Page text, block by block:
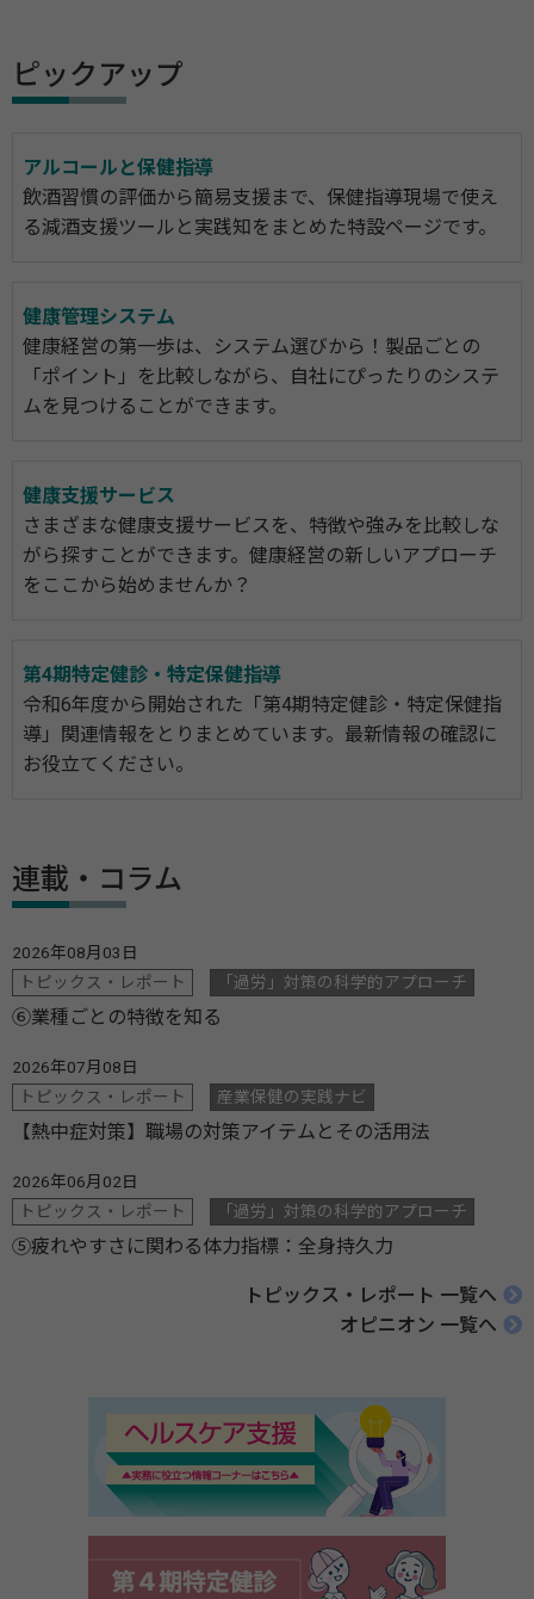
ピックアップ
アルコールと保健指導
飲酒習慣の評価から簡易支援まで、保健指導現場で使え
る減酒支援ツールと実践知をまとめた特設ページです。
健康管理システム
健康経営の第一歩は、システム選びから！製品ごとの
「ポイント」を比較しながら、自社にぴったりのシステ
ムを見つけることができます。
健康支援サービス
さまざまな健康支援サービスを、特徴や強みを比較しな
がら探すことができます。健康経営の新しいアプローチ
をここから始めませんか？
第4期特定健診・特定保健指導
令和6年度から開始された「第4期特定健診・特定保健指
導」関連情報をとりまとめています。最新情報の確認に
お役立てください。
連載・コラム
2026年08月03日
トピックス・レポート
「過労」対策の科学的アプローチ
⑥業種ごとの特徴を知る
2026年07月08日
トピックス・レポート
産業保健の実践ナビ
【熱中症対策】職場の対策アイテムとその活用法
2026年06月02日
トピックス・レポート
「過労」対策の科学的アプローチ
⑤疲れやすさに関わる体力指標：全身持久力
トピックス・レポート 一覧へ
オピニオン 一覧へ